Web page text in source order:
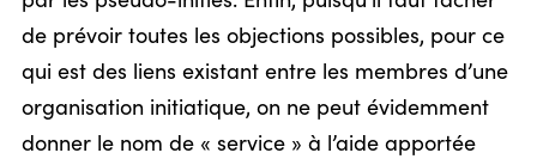
de prévoir toutes les objections possibles, pour ce
qui est des liens existant entre les membres d’une
organisation initiatique, on ne peut évidemment
donner le nom de « service » à l’aide apportée